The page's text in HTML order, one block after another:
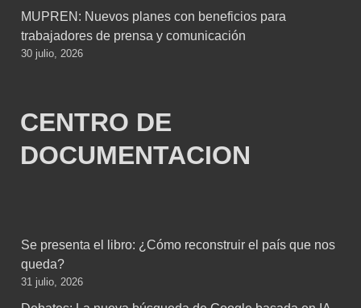
MUPREN: Nuevos planes con beneficios para
trabajadores de prensa y comunicación
30 julio, 2026
CENTRO DE
DOCUMENTACION
Se presenta el libro: ¿Cómo reconstruir el país que nos
queda?
31 julio, 2026